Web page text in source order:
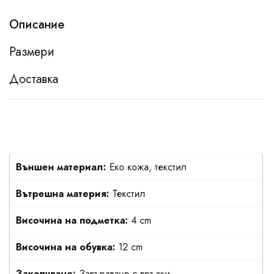
Описание
Размери
Доставка
Външен материал: Еко кожа, текстил
Вътрешна материя: Текстил
Височина на подметка: 4 cm
Височина на обувка: 12 cm